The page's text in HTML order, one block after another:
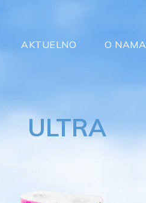
AKTUELNO O NAMA
ULTRA